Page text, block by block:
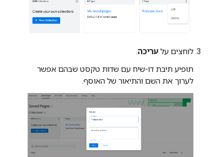
לוחצים על עריכה.
תופיע תיבת דו-שיח עם שדות טקסט שבהם אפשר
לערוך את השם והתיאור של האוסף.